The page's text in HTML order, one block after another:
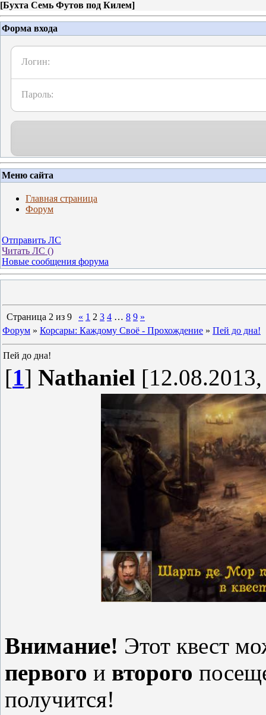
[Бухта Семь Футов под Килем]
Форма входа
Логин:
Пароль:
Меню сайта
Главная страница
Форум
Отправить ЛС
Читать ЛС ()
Новые сообщения форума
Страница 2 из 9 « 1 2 3 4 … 8 9 »
Форум » Корсары: Каждому Своё - Прохождение » Пей до дна!
Пей до дна!
[1] Nathaniel
Внимание! Этот квест
первого и второго
получится!